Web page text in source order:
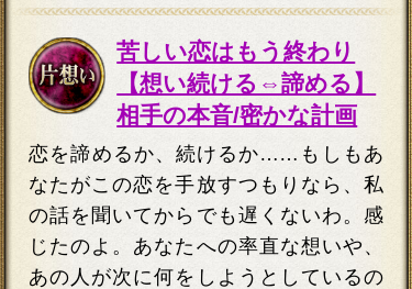
苦しい恋はもう終わり
【想い続ける⇔諦める】
相手の本音/密かな計画
恋を諦めるか、続けるか……もしもあ
なたがこの恋を手放すつもりなら、私
の話を聞いてからでも遅くないわ。感
じたのよ。あなたへの率直な想いや、
あの人が次に何をしようとしているの